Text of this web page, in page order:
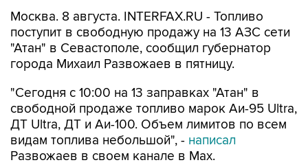
"Атан" в Севастополе, сообщил губернатор
города Михаил Развожаев в пятницу.
"Сегодня с 10:00 на 13 заправках "Атан" в
ДТ Ultra, ДТ и Аи-100. Объем лимитов по всем
видам топлива небольшой", - написал
Развожаев в своем канале в Max.
Заправить можно 20 литров в одну машину,